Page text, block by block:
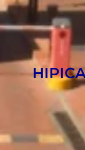
HIPICA